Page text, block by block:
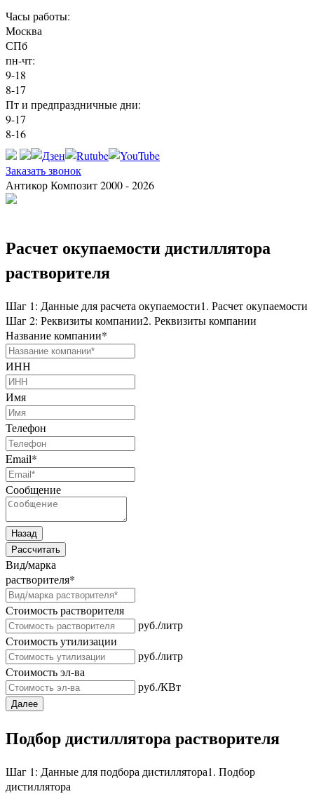
Часы работы:
Москва
СПб
пн-чт:
9-18
8-17
Пт и предпраздничные дни:
9-17
8-16
Заказать звонок
Антикор Композит 2000 - 2026
Расчет окупаемости дистиллятора
растворителя
Шаг 1: Данные для расчета окупаемости1. Расчет окупаемости
Шаг 2: Реквизиты компании2. Реквизиты компании
Название компании*
ИНН
Имя
Телефон
Email*
Сообщение
Назад
Рассчитать
Вид/марка
растворителя*
Стоимость растворителя
руб./литр
Стоимость утилизации
руб./литр
Стоимость эл-ва
руб./КВт
Далее
Подбор дистиллятора растворителя
Шаг 1: Данные для подбора дистиллятора1. Подбор
дистиллятора